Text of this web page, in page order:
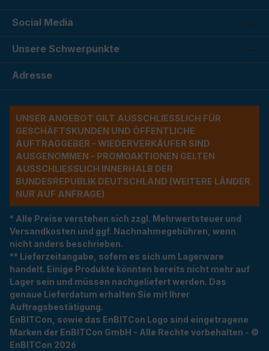
Social Media
Unsere Schwerpunkte
Adresse
UNSER ANGEBOT GILT AUSSCHLIESSLICH FÜR G
ESCHÄFTSKUNDEN UND ÖFFENTLICHE A
UFTRAGGEBER - WIEDERVERKÄUFER SIND A
USGENOMMEN - PROMOAKTIONEN GELTEN A
USSCHLIESSLICH INNERHALB DER BU
NDESREPUBLIK DEUTSCHLAND (WEITERE LÄNDER NU
R AUF ANFRAGE)
* Alle Preise verstehen sich zzgl. Mehrwertsteuer und
Versandkosten und ggf. Nachnahmegebühren, wenn
nicht anders beschrieben.
** Lieferzeitangabe, sofern es sich um Lagerware
handelt. Einige Produkte könnten bereits nicht mehr auf
Lager sein und müssen nachgeliefert werden. Das
genaue Lieferdatum erhalten Sie mit Ihrer
Auftragsbestätigung.
EnBITCon, sowie das EnBITCon Logo sind eingetragene
Marken der EnBITCon GmbH - Alle Rechte vorbehalten - ©
EnBITCon 2026